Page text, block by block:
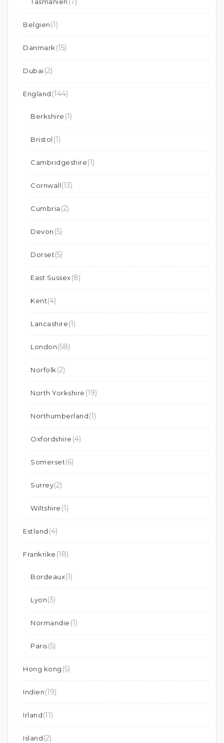
Belgien (1)
Danmark (15)
Dubai(2)
England (144)
Berkshire (1)
Bristol (1)
Cambridgeshire(1)
Cornwall(13)
Cumbria (2)
Devon (5)
Dorset(5)
East Sussex(8)
Kent(4)
Lancashire(1)
London(58)
Norfolk (2)
North Yorkshire (19)
Northumberland(1)
Oxfordshire (4)
Somerset(6)
Surrey(2)
Wiltshire (1)
Estland (4)
Frankrike (18)
Bordeaux(1)
Lyon(3)
Normandie (1)
Paris(5)
Hong kong (5)
Indien(19)
Irland(11)
Island(2)